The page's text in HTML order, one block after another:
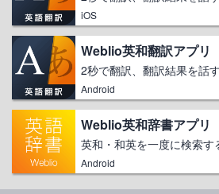
iOS
Weblio英和翻訳アプリ
2秒で翻訳、翻訳結果を話す
Android
Weblio英和辞書アプリ
英和・和英を一度に検索す
Android